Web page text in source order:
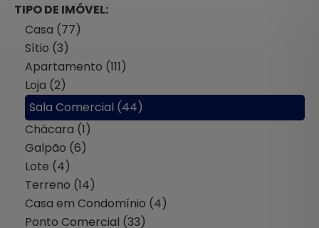
TIPO DE IMÓVEL:
Casa (77)
Sítio (3)
Apartamento (111)
Loja (2)
Sala Comercial (44)
Chácara (1)
Galpão (6)
Lote (4)
Terreno (14)
Casa em Condomínio (4)
Ponto Comercial (33)